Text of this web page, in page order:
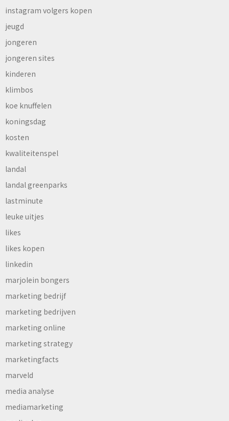
instagram volgers kopen
jeugd
jongeren
jongeren sites
kinderen
klimbos
koe knuffelen
koningsdag
kosten
kwaliteitenspel
landal
landal greenparks
lastminute
leuke uitjes
likes
likes kopen
linkedin
marjolein bongers
marketing bedrijf
marketing bedrijven
marketing online
marketing strategy
marketingfacts
marveld
media analyse
mediamarketing